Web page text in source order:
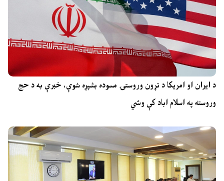
د ایران او امریکا د تړون وروستۍ مسوده بشپړه شوې، خبرې به د حج
وروسته په اسلام اباد کې وشي